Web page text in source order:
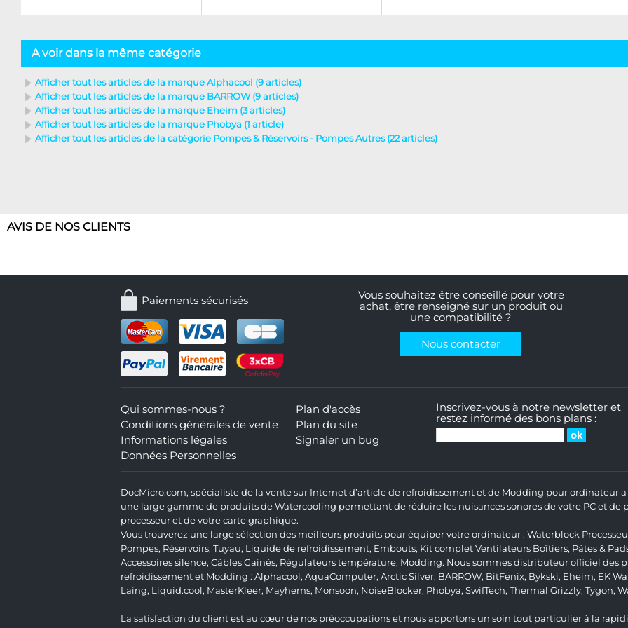
A voir dans la même catégorie
Afficher tout les articles de la marque Alphacool (9 articles)
Afficher tout les articles de la marque BARROW (9 articles)
Afficher tout les articles de la marque Eheim (3 articles)
Afficher tout les articles de la marque Phobya (1 article)
Afficher tout les articles de la catégorie Pompes & Réservoirs - Pompes Autres (22 articles)
AVIS DE NOS CLIENTS
Paiements sécurisés
Vous souhaitez être conseillé pour votre
achat, être renseigné sur un produit ou
une compatibilité ?
Nous contacter
Qui sommes-nous ?
Conditions générales de vente
Informations légales
Données Personnelles
Plan d'accès
Plan du site
Signaler un bug
Inscrivez-vous à notre newsletter et
restez informé des bons plans :
DocMicro.com, spécialiste de la vente sur Internet d’article de refroidissement et de Modding pour ordinateur
une large gamme de produits de Watercooling permettant de réduire les nuisances sonores de votre PC et de
processeur et de votre carte graphique.
Vous trouverez une large sélection des meilleurs produits pour équiper votre ordinateur : Waterblock
Pompes, Réservoirs, Tuyau, Liquide de refroidissement, Embouts, Kit complet Ventilateurs Boîtiers, Pâtes &
Accessoires silence, Câbles Gainés, Régulateurs température, Modding. Nous sommes distributeur officiel des
refroidissement et Modding : Alphacool, AquaComputer, Arctic Silver, BARROW, BitFenix, Bykski, Eheim, EK
Laing, Liquid.cool, MasterKleer, Mayhems, Monsoon, NoiseBlocker, Phobya, SwifTech, Thermal Grizzly, Tygon,
La satisfaction du client est au cœur de nos préoccupations et nous apportons un soin tout particulier à la